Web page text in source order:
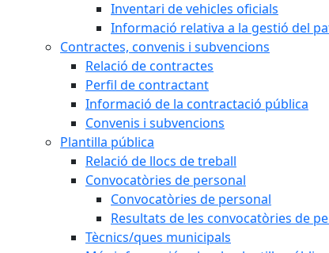
Inventari de vehicles oficials
Informació relativa a la gestió del
Contractes, convenis i subvencions
Relació de contractes
Perfil de contractant
Informació de la contractació pública
Convenis i subvencions
Plantilla pública
Relació de llocs de treball
Convocatòries de personal
Convocatòries de personal
Resultats de les convocatòries de
Tècnics/ques municipals